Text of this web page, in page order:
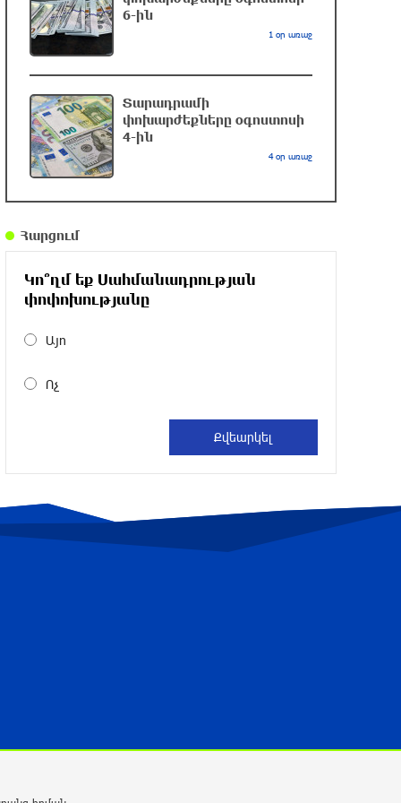
ԱՄՆ Սենատը մեծամասնությամբ
օրինագիծը
Երգչուհի Բեյոնսեն ​​4 դատական հայց է
Երևանյան լճում իրականացվել են
մաքրման աշխատանքներ
10 ժամ առաջ
Պայթյուն՝ Իրանում․ հաղորդվում է
6-ին
1 օր առաջ
Տարադրամի
փոխարժեքները օգոստոսի
4-ին
4 օր առաջ
Հարցում
Կո՞ղմ եք Սահմանադրության
փոփոխությանը
Այո
Ոչ